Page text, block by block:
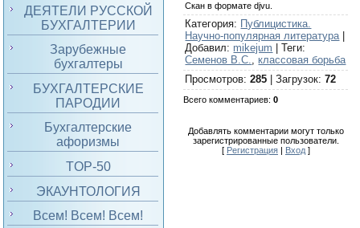
ДЕЯТЕЛИ РУССКОЙ
БУХГАЛТЕРИИ
Зарубежные
бухгалтеры
БУХГАЛТЕРСКИЕ
ПАРОДИИ
Бухгалтерские
афоризмы
TOP-50
ЭКАУНТОЛОГИЯ
Всем! Всем! Всем!
Скан в формате djvu.
Категория: Публицистика.
Научно-популярная литература|
Добавил: mikejum |Теги:
Семенов В.С., классовая борьба
Просмотров:285 |Загрузок:72
Всего комментариев:0
Добавлять комментарии могут только
зарегистрированные пользователи.
[ Регистрация| Вход]